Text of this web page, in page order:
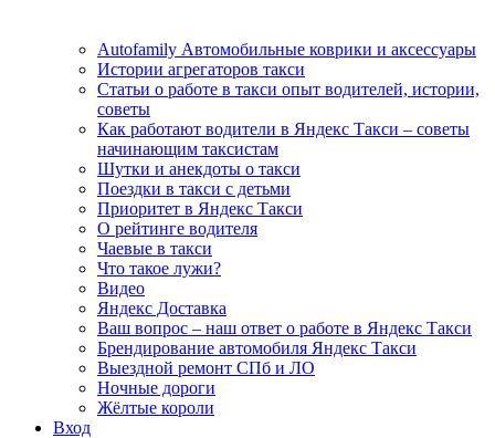
Autofamily Автомобильные коврики и аксессуары
Истории агрегаторов такси
Статьи о работе в такси опыт водителей, истории,
советы
Как работают водители в Яндекс Такси – советы
начинающим таксистам
Шутки и анекдоты о такси
Поездки в такси с детьми
Приоритет в Яндекс Такси
О рейтинге водителя
Чаевые в такси
Что такое лужи?
Видео
Яндекс Доставка
Ваш вопрос – наш ответ о работе в Яндекс Такси
Брендирование автомобиля Яндекс Такси
Выездной ремонт СПб и ЛО
Ночные дороги
Жёлтые короли
Вход